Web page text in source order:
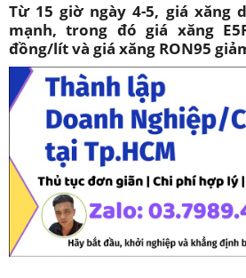
Từ 15 giờ ngày 4-5, giá xăng
mạnh, trong đó giá xăng
đồng/lít và giá xăng RON95